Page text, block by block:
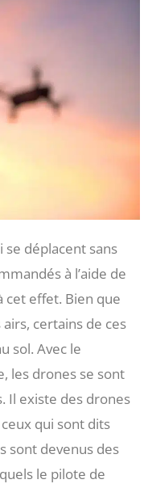
déplacent sans
à l’aide de
cet effet. Bien que
certains de ces
sol. Avec le
les drones se sont
Il existe des drones
qui sont dits
sont devenus des
le pilote de